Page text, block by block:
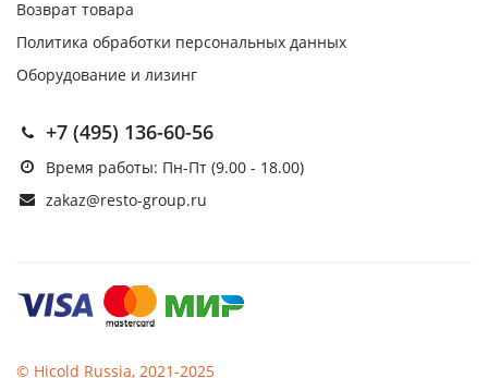
Возврат товара
Политика обработки персональных данных
Оборудование и лизинг
+7 (495) 136-60-56
Время работы: Пн-Пт (9.00 - 18.00)
zakaz@resto-group.ru
© Hicold Russia, 2021-2025